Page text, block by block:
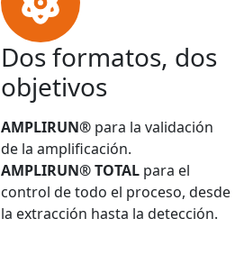
Dos formatos, dos
objetivos
AMPLIRUN® para la validación
de la amplificación.
AMPLIRUN® TOTAL para el
control de todo el proceso, desde
la extracción hasta la detección.